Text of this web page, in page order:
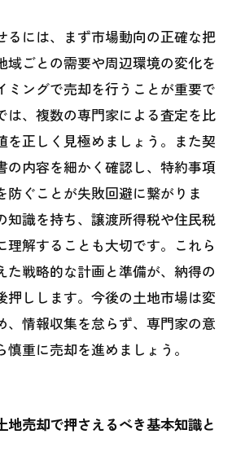
るには、まず市場動向の正確な把
域ごとの需要や周辺環境の変化を
ミングで売却を行うことが重要で
は、複数の専門家による査定を比
を正しく見極めましょう。また契
の内容を細かく確認し、特約事項
防ぐことが失敗回避に繋がりま
知識を持ち、譲渡所得税や住民税
理解することも大切です。これら
た戦略的な計画と準備が、納得の
押しします。今後の土地市場は変
、情報収集を怠らず、専門家の意
重に売却を進めましょう。
地売却で押さえるべき基本知識と